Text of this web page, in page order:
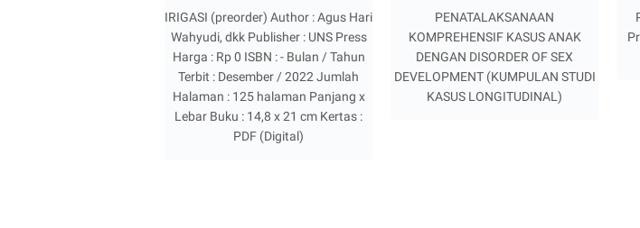
IRIGASI (preorder) Author : Agus Hari
Wahyudi, dkk Publisher : UNS Press
Harga : Rp 0 ISBN : - Bulan / Tahun
Terbit : Desember / 2022 Jumlah
Halaman : 125 halaman Panjang x
Lebar Buku : 14,8 x 21 cm Kertas :
PDF (Digital)
PENATALAKSANAAN
KOMPREHENSIF KASUS ANAK
DENGAN DISORDER OF SEX
DEVELOPMENT (KUMPULAN STUDI
KASUS LONGITUDINAL)